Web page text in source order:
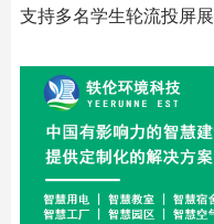
支持多名学生轮流投屏展